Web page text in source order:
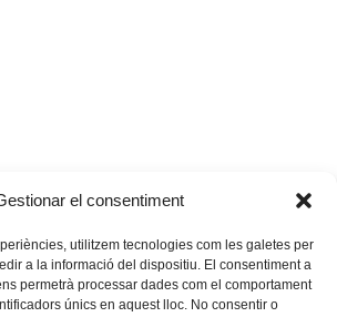
el consentiment
utilitzem tecnologies com les galetes per
a la informació del dispositiu. El consentiment a
permetrà processar dades com el comportament
únics en aquest lloc. No consentir o